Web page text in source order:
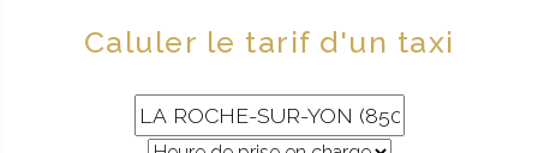
Caluler le tarif d'un taxi